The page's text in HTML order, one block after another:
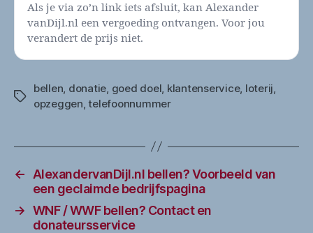
Als je via zo’n link iets afsluit, kan Alexander
vanDijl.nl een vergoeding ontvangen. Voor jou
verandert de prijs niet.
Tags
bellen donatie goed doel klantenservice, loterij
opzeggen ,telefoonnummer
←
AlexandervanDijl.nl bellen? Voorbeeld van
een geclaimde bedrijfspagina
→ WNF / WWF bellen? Contact en
donateursservice